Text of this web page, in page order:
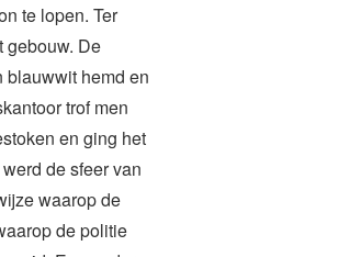
te lopen. Ter
gebouw. De
blauwwit hemd en
trof men
en ging het
de sfeer van
waarop de
de politie